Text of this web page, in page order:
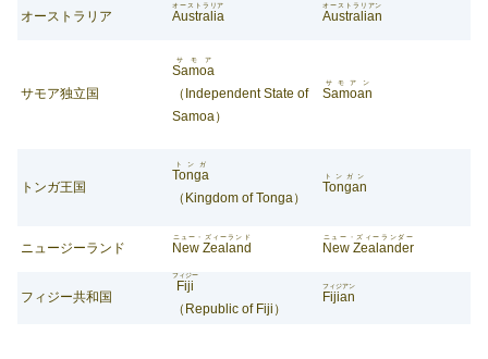
オーストラリア Australia
オーストラリア
Australian
オーストラリアン
サモア独立国
Samoa
サモア
（Independent State of
Samoa）
Samoan
サモアン
トンガ王国
Tonga
トンガ
（Kingdom of Tonga）
Tongan
トンガン
ニュージーランド New Zealand
ニュー・ズィーランド
New Zealander
ニュー・ズィーランダー
フィジー共和国
Fiji
フィジー
（Republic of Fiji）
Fijian
フィジアン